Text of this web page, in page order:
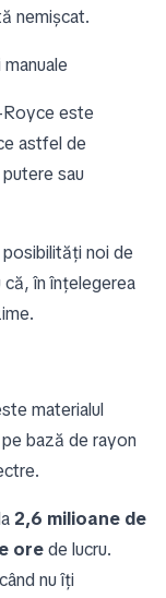
nemișcat.
Royce este
astfel de
sau
noi de
că, în înțelegerea
materialul
bază de rayon
2,6 milioane de
orede lucru.
nu îți